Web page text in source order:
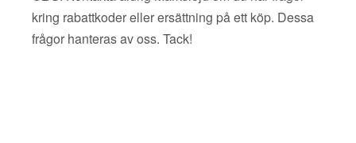
kring rabattkoder eller ersättning på ett köp. Dessa
frågor hanteras av oss. Tack!